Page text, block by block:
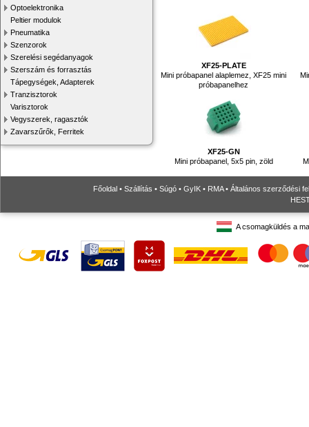
Optoelektronika
Peltier modulok
Pneumatika
Szenzorok
Szerelési segédanyagok
Szerszám és forrasztás
Tápegységek, Adapterek
Tranzisztorok
Varisztorok
Vegyszerek, ragasztók
Zavarszűrők, Ferritek
XF25-PLATE
Mini próbapanel alaplemez, XF25 mini
próbapanelhez
XF25-GN
Mini próbapanel, 5x5 pin, zöld
Főoldal • Szállítás • Súgó • GyIK • RMA• Általános szerződési
A csomagküldés a